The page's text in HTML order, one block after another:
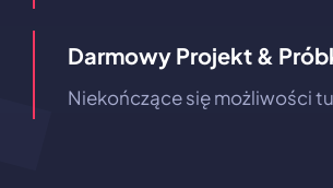
Darmowy Projekt &
Niekończące się możliwości